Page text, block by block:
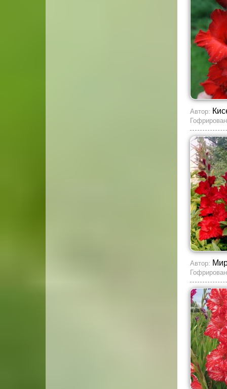
Автор:
Автор: